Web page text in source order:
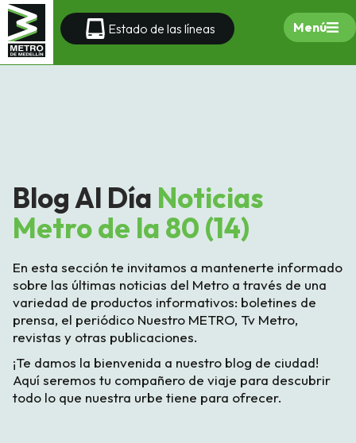
Estado de las líneas Menú
Blog Al Día Noticias
Metro de la 80 (14)
En esta sección te invitamos a mantenerte informado
sobre las últimas noticias del Metro a través de una
variedad de productos informativos: boletines de
prensa, el periódico Nuestro METRO, Tv Metro,
revistas y otras publicaciones.
¡Te damos la bienvenida a nuestro blog de ciudad!
Aquí seremos tu compañero de viaje para descubrir
todo lo que nuestra urbe tiene para ofrecer.